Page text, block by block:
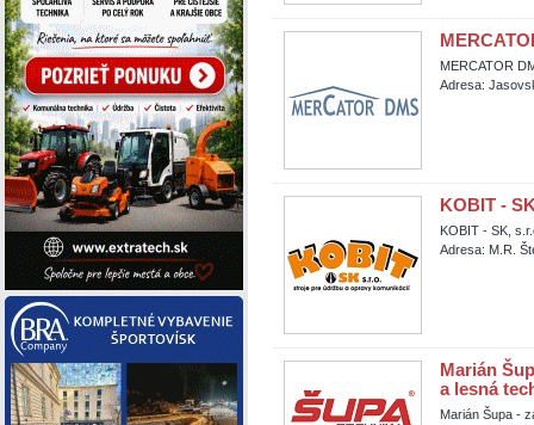
MERCATOR
Adresa:
KOBIT -
KOBIT - SK,
Adresa: M.R.
Marián
a lesná
Marián Šupa -